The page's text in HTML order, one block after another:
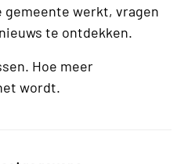
gemeente werkt, vragen
te ontdekken.
Hoe meer
wordt.